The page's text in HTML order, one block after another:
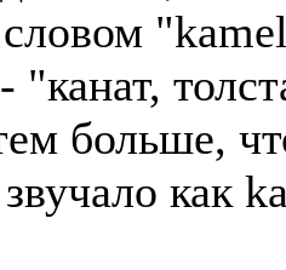
больше,
как